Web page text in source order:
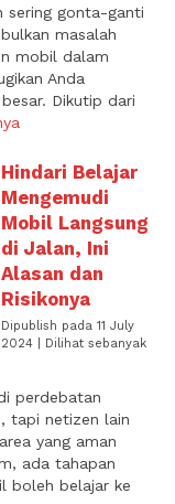
sering gonta-ganti
masalah
mobil dalam
Anda
Dikutip dari
Hindari Belajar
Mengemudi
Mobil Langsung
di Jalan, Ini
Alasan dan
Risikonya
Dipublish pada 11 July
2024 | Dilihat sebanyak
perdebatan
tapi netizen lain
yang aman
ada tahapan
boleh belajar ke